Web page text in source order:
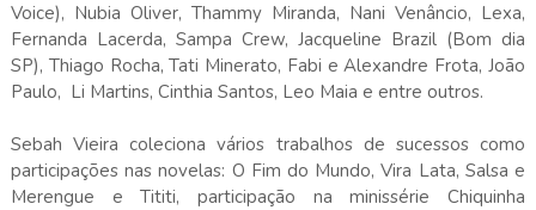
Voice), Nubia Oliver, Thammy Miranda, Nani Venâncio, Lexa,
Fernanda Lacerda, Sampa Crew, Jacqueline Brazil (Bom dia
SP), Thiago Rocha, Tati Minerato, Fabi e Alexandre Frota, João
Paulo, Li Martins, Cinthia Santos, Leo Maia e entre outros.
Sebah Vieira coleciona vários trabalhos de sucessos como
participações nas novelas: O Fim do Mundo, Vira Lata, Salsa e
Merengue e Tititi, participação na minissérie Chiquinha